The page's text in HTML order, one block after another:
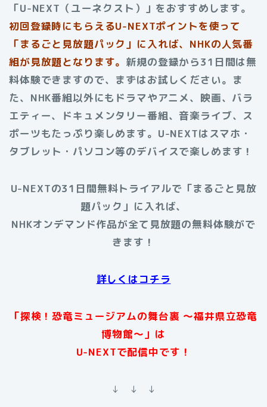
「U-NEXT（ユーネクスト）」をおすすめします。
初回登録時にもらえるU-NEXTポイントを使って
「まるごと見放題パック」に入れば、NHKの人気番
組が見放題となります。 新規の登録から31日間は無
料体験できますので、まずはお試しください。ま
た、NHK番組以外にもドラマやアニメ、映画、バラ
エティー、ドキュメンタリー番組、音楽ライブ、ス
ポーツもたっぷり楽しめます。U-NEXTはスマホ・
タブレット・パソコン等のデバイスで楽しめます！
U-NEXTの31日間無料トライアルで「まるごと見放
題パック」に入れば、
NHKオンデマンド作品が全て見放題の無料体験がで
きます！
詳しくはコチラ
「探検！恐竜ミュージアムの舞台裏 〜福井県立恐竜
博物館〜」は
U-NEXTで配信中です！
↓ ↓ ↓